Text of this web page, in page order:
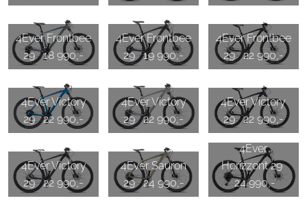
4Ever Frontbee
29 18 990,-
4Ever Frontbee
29 19 990,-
4Ever Frontbee
29 22 990,-
4Ever Victory
29 22 990,-
4Ever Victory
29 22 990,-
4Ever Victory
29 22 990,-
4Ever Victory
29 22 990,-
4Ever Sauron
29 24 990,-
4Ever
Horizzont 29
24 990,-